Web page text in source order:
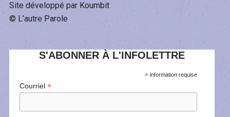
Site développé par Koumbit
© L’autre Parole
S'ABONNER À L'INFOLETTRE
*information requise
Courriel *